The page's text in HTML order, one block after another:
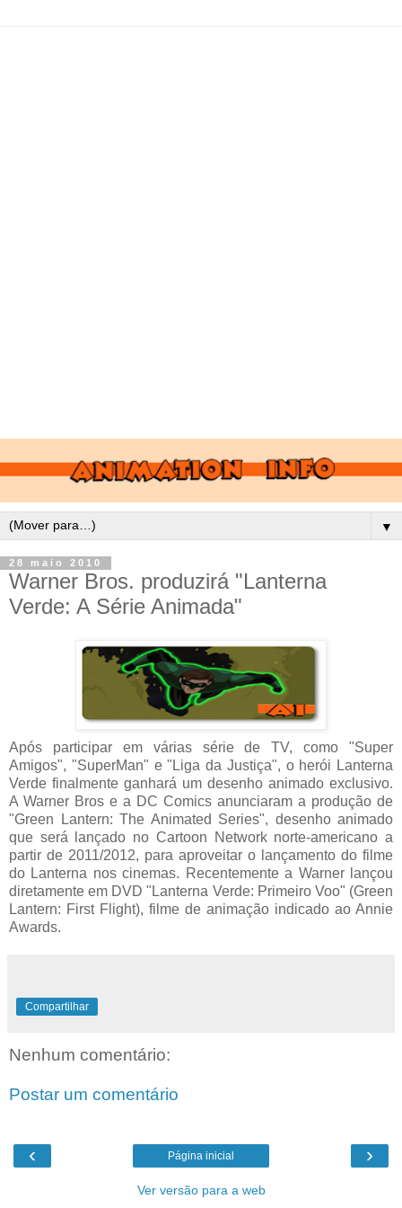
▼
28 maio 2010
Warner Bros. produzirá "Lanterna
Verde: A Série Animada"
Após participar em várias série de TV, como "Super
Amigos", "SuperMan" e "Liga da Justiça", o herói Lanterna
Verde finalmente ganhará um desenho animado exclusivo.
A Warner Bros e a DC Comics anunciaram a produção de
"Green Lantern: The Animated Series", desenho animado
que será lançado no Cartoon Network norte-americano a
partir de 2011/2012, para aproveitar o lançamento do filme
do Lanterna nos cinemas. Recentemente a Warner lançou
diretamente em DVD "Lanterna Verde: Primeiro Voo" (Green
Lantern: First Flight), filme de animação indicado ao Annie
Awards.
Compartilhar
Nenhum comentário:
Postar um comentário
‹ ›
Página inicial
Ver versão para a web